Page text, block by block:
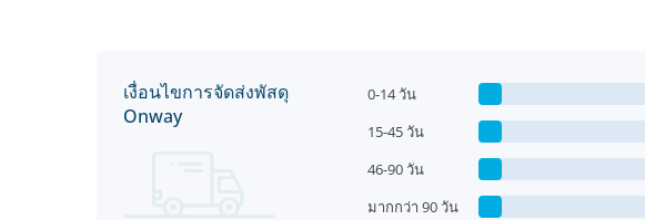
เงื่อนไขการจัดส่งพัสดุ
Onway
0-14 วัน
15-45 วัน
46-90 วัน
มากกว่า 90 วัน